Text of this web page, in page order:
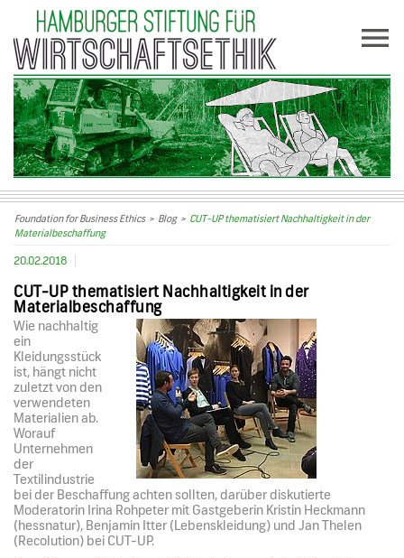
Foundation for Business Ethics> Blog> CUT-UP thematisiert Nachhaltigkeit in der
Materialbeschaffung
20.02.2018
CUT-UP thematisiert Nachhaltigkeit in der
Materialbeschaffung
Wie nachhaltig
ein
Kleidungsstück
ist, hängt nicht
zuletzt von den
verwendeten
Materialien ab.
Worauf
Unternehmen
der
Textilindustrie
bei der Beschaffung achten sollten, darüber diskutierte
Moderatorin Irina Rohpeter mit Gastgeberin Kristin Heckmann
(hessnatur), Benjamin Itter (Lebenskleidung) und Jan Thelen
(Recolution) bei CUT-UP.